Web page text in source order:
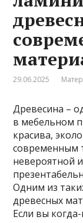
29.06.2025
Древесина –
в мебельном
красива,
современным
невероятной
Одним из
древесных
Если вы